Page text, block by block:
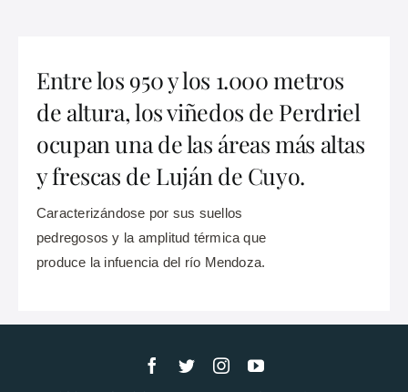
Entre los 950 y los 1.000 metros
de altura, los viñedos de Perdriel
ocupan una de las áreas más altas
y frescas de Luján de Cuyo.
Caracterizándose por sus suellos
pedregosos y la amplitud térmica que
produce la infuencia del río Mendoza.